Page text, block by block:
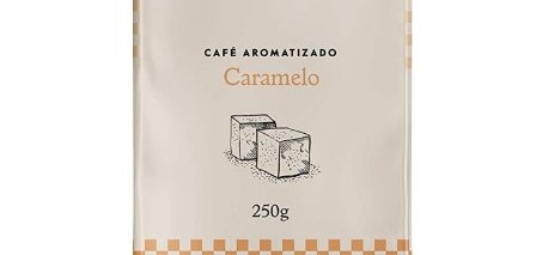
Laluna Modas